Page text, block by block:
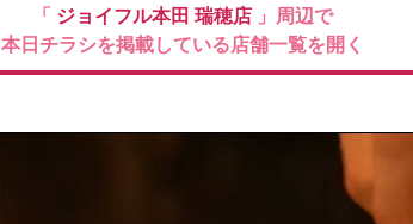
「 ジョイフル本田 瑞穂店 」周辺で
本日チラシを掲載している店舗一覧を開く